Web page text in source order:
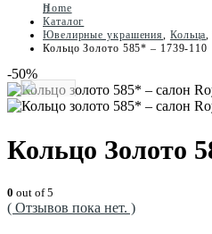
Home
Каталог
Ювелирные украшения, Кольца
Кольцо Золото 585* – 1739-110
-50%
Кольцо Золото
0 out of 5
( Отзывов пока нет. )